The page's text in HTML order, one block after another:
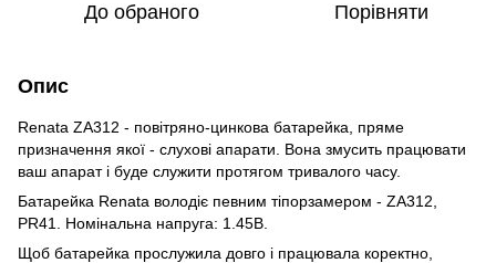
До обраного Порівняти
Опис
Renata ZA312 - повітряно-цинкова батарейка, пряме
призначення якої - слухові апарати. Вона змусить працювати
ваш апарат і буде служити протягом тривалого часу.
Батарейка Renata володіє певним тіпорзамером - ZA312,
PR41. Номінальна напруга: 1.45В.
Щоб батарейка прослужила довго і працювала коректно,